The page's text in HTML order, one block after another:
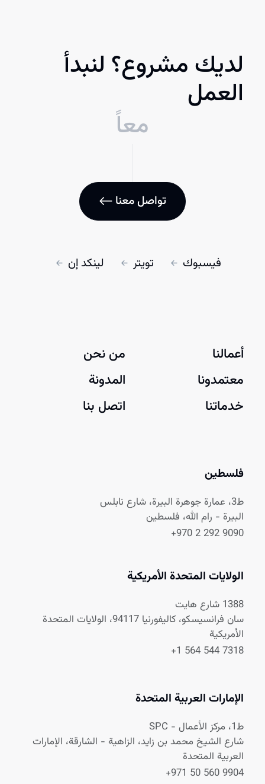
لديك مشروع؟ لنبدأ
العمل
معاً
تواصل معنا
فيسبوك تويتر لينكد إن
أعمالنا
معتمدونا
خدماتنا
من نحن
المدونة
اتصل بنا
فلسطين
ط3، عمارة جوهرة البيرة، شارع نابلس
البيرة - رام الله، فلسطين
+970 2 292 9090
الولايات المتحدة الأمريكية
1388 شارع هايت
سان فرانسيسكو، كاليفورنيا 94117، الولايات المتحدة
الأمريكية
+1 564 544 7318
الإمارات العربية المتحدة
ط1، مركز الأعمال - SPC
شارع الشيخ محمد بن زايد، الزاهية - الشارقة، الإمارات
العربية المتحدة
+971 50 560 9904